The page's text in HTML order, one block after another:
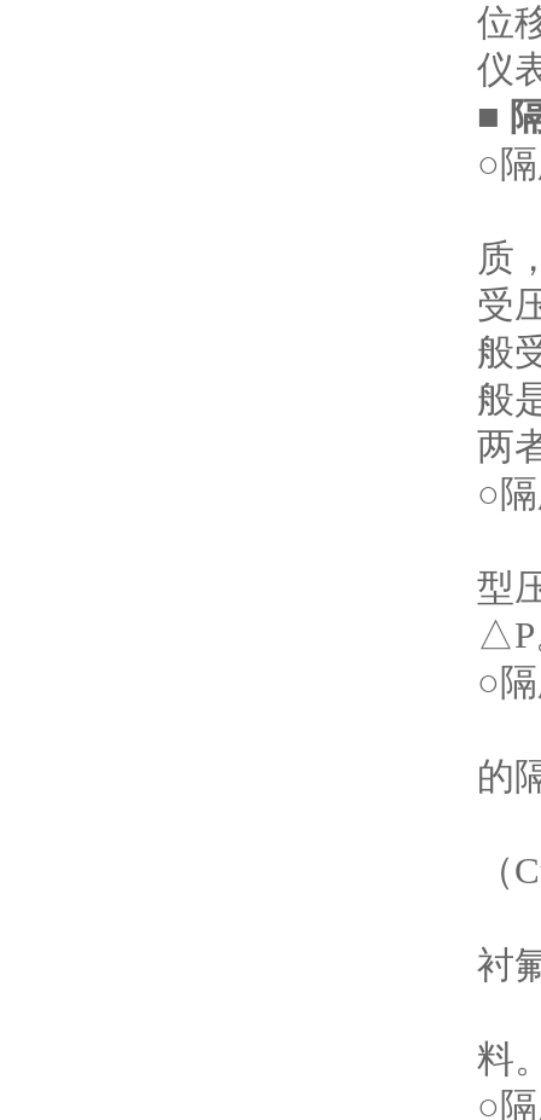
位
仪
■
○
质
受
般
般
两
○
型
△P
○
的
（
衬
料
○